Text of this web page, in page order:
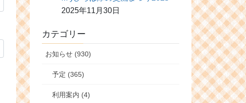
2025年11月30日
カテゴリー
お知らせ (930)
予定 (365)
利用案内 (4)